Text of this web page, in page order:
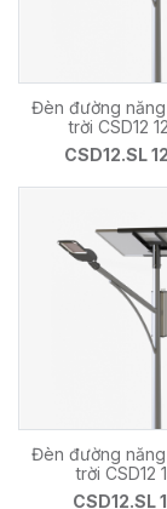
Đèn đường
trời CSD12
CSD12.SL
Đèn đường
trời CSD12
CSD12.SL